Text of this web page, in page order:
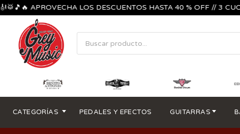
APROVECHA LOS DESCUENTOS HASTA 40 % OFF // 3 CUOTAS
CATEGORÍAS PEDALES Y EFECTOS GUITARRAS